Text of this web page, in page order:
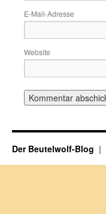
E-Mail-Adresse
Website
Der Beutelwolf-Blog